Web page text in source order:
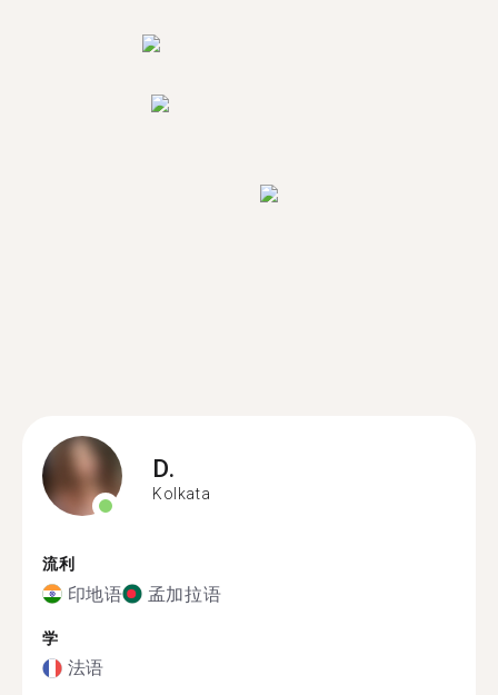
D.
Kolkata
流利
印地语 孟加拉语
学
法语